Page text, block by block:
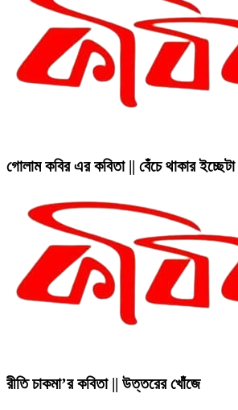
গোলাম কবির এর কবিতা || বেঁচে থাকার
রীতি চাকমা’র কবিতা || উত্তরের খোঁজে